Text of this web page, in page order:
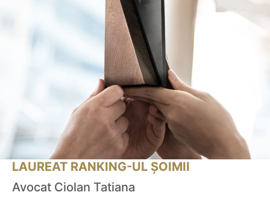
LAUREAT RANKING-UL ȘOIMII
Avocat Ciolan Tatiana